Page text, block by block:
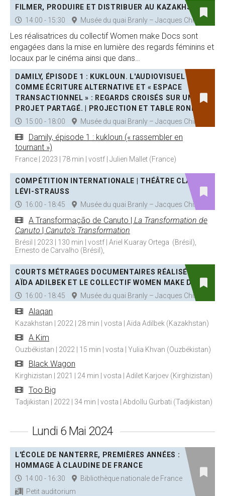
FILMER, PRODUIRE ET DISTRIBUER AU KAZAKHSTAN
14:00 - 15:30
Musée du quai Branly – Jacques Chirac
Les réalisatrices du collectif Women make Docs sont
engagées dans la mise en lumière des regards féminins et
locaux par le cinéma ainsi que dans…
DAMILY, ÉPISODE 1 : KUKLOUN. L'AUDIOVISUEL
COMME ÉCRITURE ALTERNATIVE ET « ESPACE
TRANSACTIONNEL » : REGARDS CROISÉS SUR UN
PROJET PARTAGÉ. | PROJECTION ET TABLE RONDE
15:00 - 18:00
Musée du quai Branly – Jacques Chirac
Damily, épisode 1 : kukloun (« rassembler en
tournant »)
France | 2023 | 78 min | vostf | Julien Mallet (France)
COMPÉTITION INTERNATIONALE | THÉÂTRE CLAUDE
LÉVI-STRAUSS
16:00 - 18:45
Musée du quai Branly – Jacques Chirac
A Transformação de Canuto | La Transformation de
Canuto | Canuto's Transformation
Brésil | 2023 | 130 min | vostf | Ariel Kuaray Ortega (Brésil),
Ernesto de Carvalho (Brésil),
COURTS MÉTRAGES DOCUMENTAIRES RÉALISÉS PAR
AÏDA ADILBEK ET LE COLLECTIF WOMEN MAKE DOCS
16:00 - 18:45
Musée du quai Branly – Jacques Chirac
Alaqan
Kazakhstan | 2022 | 28 min | vosta | Aïda Adilbek (Kazakhstan)
A.Kim
Ouzbékistan | 2022 | 15 min | vosta | Yulia Khvan (Ouzbékistan)
Black Wagon
Kirghizistan | 2021 | 24 min | vosta | Adilet Karjoev (Kirghizistan)
Too Big
Tadjikistan | 2022 | 34 min | vosta | Abdollu Gurbati (Tadjikistan)
Lundi 6 Mai 2024
L'ÉCOLE DE NANTERRE, PREMIÈRES ANNÉES :
HOMMAGE À CLAUDINE DE FRANCE
14:00 - 16:30
Bibliothèque nationale de France
Petit auditorium